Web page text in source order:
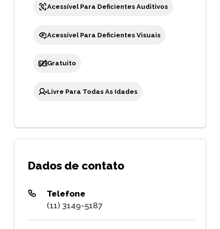
Acessível Para Deficientes Auditivos
Acessível Para Deficientes Visuais
Gratuito
Livre Para Todas As Idades
Dados de contato
Telefone
(11) 3149-5187